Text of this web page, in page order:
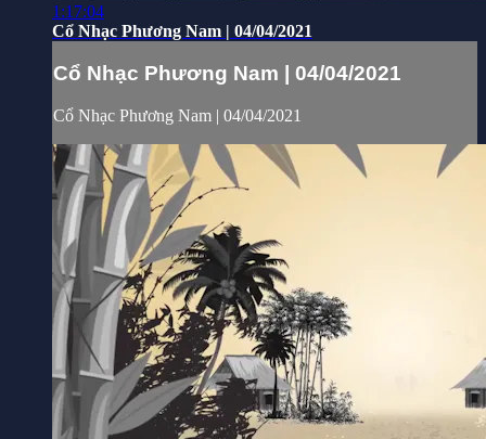
1:17:04
Cổ Nhạc Phương Nam | 04/04/2021
Cổ Nhạc Phương Nam | 04/04/2021
Cổ Nhạc Phương Nam | 04/04/2021